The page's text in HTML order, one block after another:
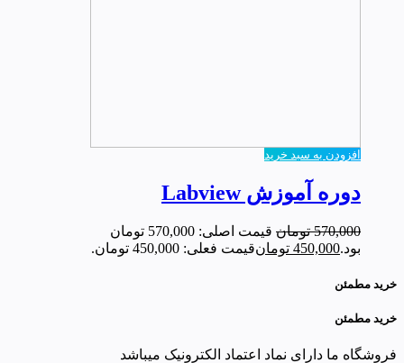
افزودن به سبد خرید
دوره آموزش Labview
570,000 تومان
قیمت اصلی: 570,000 تومان
بود.450,000 تومانقیمت فعلی: 450,000 تومان.
خرید مطمئن
خرید مطمئن
فروشگاه ما دارای نماد اعتماد الکترونیک میباشد